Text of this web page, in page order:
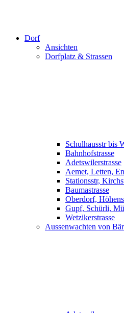
Dorf
Ansichten
Dorfplatz & Strassen
Schulhausstr bis
Bahnhofstrasse
Adetswilerstrasse
Aemet, Letten,
Stationsstr,
Baumastrasse
Oberdorf,
Gupf, Schürli,
Wetzikerstrasse
Aussenwachten von